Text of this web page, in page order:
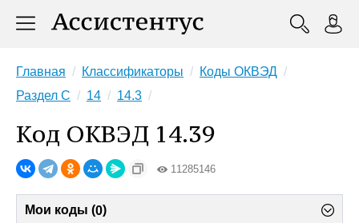
Главная Классификаторы
Коды ОКВЭД
Раздел C
14 14.3
Код ОКВЭД 14.39
11285146
Мои коды (0)